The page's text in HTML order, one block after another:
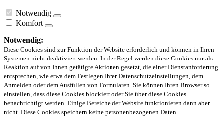
Notwendig
Komfort
Notwendig:
Diese Cookies sind zur Funktion der Website erforderlich und können in Ihren
Systemen nicht deaktiviert werden. In der Regel werden diese Cookies nur als
Reaktion auf von Ihnen getätigte Aktionen gesetzt, die einer Dienstanforderung
entsprechen, wie etwa dem Festlegen Ihrer Datenschutzeinstellungen, dem
Anmelden oder dem Ausfüllen von Formularen. Sie können Ihren Browser so
einstellen, dass diese Cookies blockiert oder Sie über diese Cookies
benachrichtigt werden. Einige Bereiche der Website funktionieren dann aber
nicht. Diese Cookies speichern keine personenbezogenen Daten.